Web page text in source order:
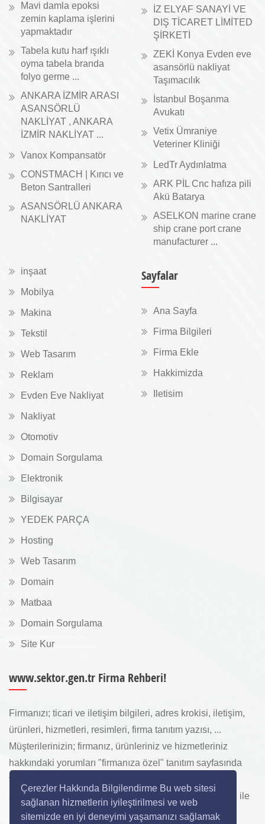
Çerezler Hakkında Bilgilendirme Bu web sitesi
sağlanan hizmetlerin iyileştirilmesi ve web
sitemizde en iyi deneyimi yaşamanızı sağlamak
Mavi damla epoksi
zemin kaplama işlerini
yapmaktadır
Tabela kutu harf ışıklı
oyma tabela branda
folyo germe ...
ANKARA İZMİR ARASI
ASANSÖRLÜ
NAKLİYAT , ANKARA
İZMİR NAKLİYAT ...
Vanox Kompansatör
CONSTMACH | Kırıcı ve
Beton Santralleri
ASANSÖRLÜ ANKARA
NAKLİYAT
İZ ELYAF SANAYİ VE
DIŞ TİCARET LİMİTED
ŞİRKETİ
ZEKİ Konya Evden eve
asansörlü nakliyat
Taşımacılık
İstanbul Boşanma
Avukatı
Vetix Ümraniye
Veteriner Kliniği
LedTr Aydınlatma
ARK PİL Cnc hafıza pili
Akü Batarya
ASELKON marine crane
ship crane port crane
manufacturer ...
inşaat
Mobilya
Makina
Tekstil
Web Tasarım
Reklam
Evden Eve Nakliyat
Nakliyat
Otomotiv
Domain Sorgulama
Elektronik
Bilgisayar
YEDEK PARÇA
Hosting
Web Tasarım
Domain
Matbaa
Domain Sorgulama
Site Kur
Sayfalar
Ana Sayfa
Firma Bilgileri
Firma Ekle
Hakkimizda
Iletisim
www.sektor.gen.tr Firma Rehberi!
Firmanızı; ticari ve iletişim bilgileri, adres krokisi, iletişim,
ürünleri, hizmetleri, resimleri, firma tanıtım yazısı, ...
Müşterilerinizin; firmanız, ürünleriniz ve hizmetleriniz
hakkındaki yorumları "firmanıza özel" tanıtım sayfasında
toplanarak ürünlerinizi, hizmetlerinizi, internette "sizi
arayan" yeni müşterilerinize www.sektor.gen.tr aracılığı ile
ücretsiz gösterilir.